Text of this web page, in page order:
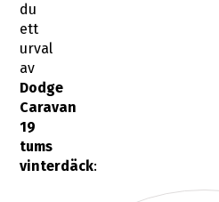
du
ett
urval
av
Dodge
Caravan
19
tums
vinterdäck: